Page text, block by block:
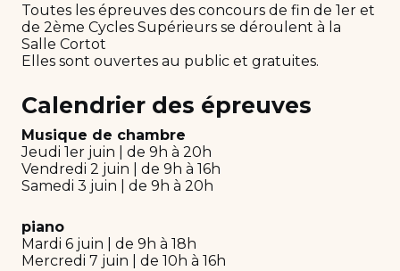
Toutes les épreuves des concours de fin de 1er et
de 2ème Cycles Supérieurs se déroulent à la
Salle Cortot
Elles sont ouvertes au public et gratuites.
Calendrier des épreuves
Musique de chambre
Jeudi 1er juin | de 9h à 20h
Vendredi 2 juin | de 9h à 16h
Samedi 3 juin | de 9h à 20h
piano
Mardi 6 juin | de 9h à 18h
Mercredi 7 juin | de 10h à 16h